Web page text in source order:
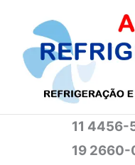
conteúdo
11 4456-
19 2660-